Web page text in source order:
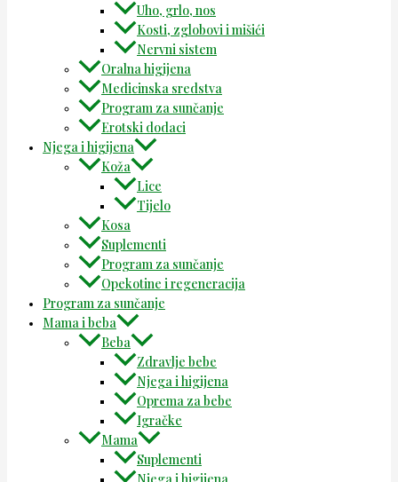
Uho, grlo, nos
Kosti, zglobovi i mišići
Nervni sistem
Oralna higijena
Medicinska sredstva
Program za sunčanje
Erotski dodaci
Njega i higijena
Koža
Lice
Tijelo
Kosa
Suplementi
Program za sunčanje
Opekotine i regeneracija
Program za sunčanje
Mama i beba
Beba
Zdravlje bebe
Njega i higijena
Oprema za bebe
Igračke
Mama
Suplementi